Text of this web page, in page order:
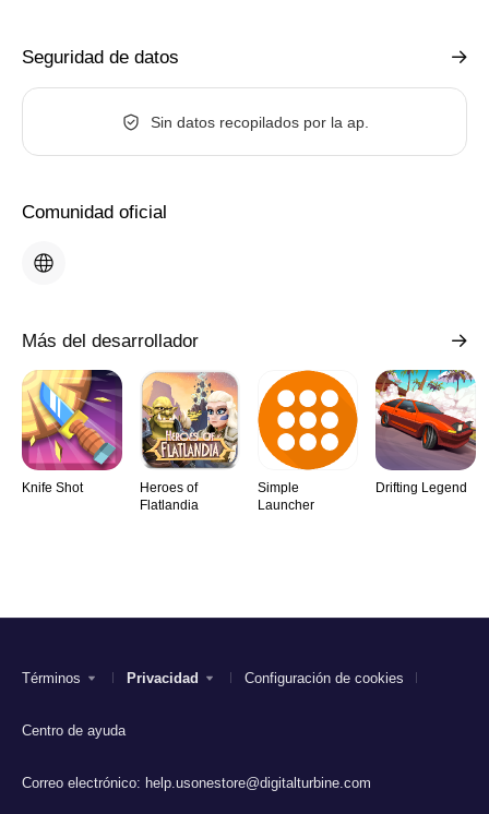
Seguridad de datos
Sin datos recopilados por la ap.
Comunidad oficial
Más del desarrollador
Knife Shot
Heroes of
Flatlandia
Simple
Launcher
Drifting Legend
Términos Privacidad Configuración de cookies
Centro de ayuda
Correo electrónico: help.usonestore@digitalturbine.com